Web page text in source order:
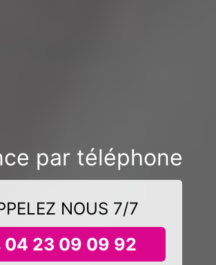
par téléphone
NOUS 7/7
04 23 09 09 92